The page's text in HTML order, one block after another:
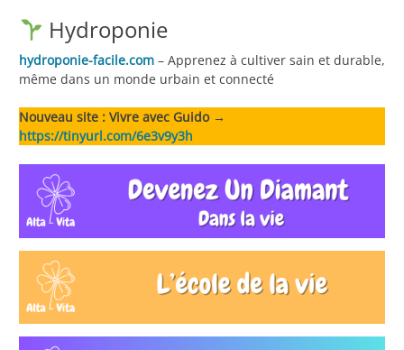
Hydroponie
hydroponie-facile.com – Apprenez à cultiver sain et durable,
même dans un monde urbain et connecté
Nouveau site : Vivre avec Guido →
https://tinyurl.com/6e3v9y3h